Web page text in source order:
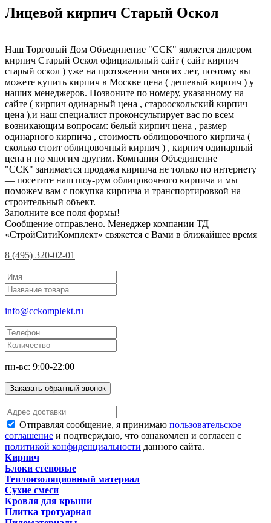
Лицевой кирпич Старый Оскол
Наш Торговый Дом Объединение "ССК" является дилером
кирпич Старый Оскол официальный сайт ( сайт кирпич
старый оскол ) уже на протяжении многих лет, поэтому вы
можете купить кирпич в Москве цена ( дешевый кирпич ) у
наших менеджеров. Позвоните по номеру, указанному на
сайте ( кирпич одинарный цена , старооскольский кирпич
цена ),и наш специалист проконсультирует вас по всем
возникающим вопросам: белый кирпич цена , размер
одинарного кирпича , стоимость облицовочного кирпича (
сколько стоит облицовочный кирпич ) , кирпич одинарный
цена и по многим другим. Компания Объединение
"ССК" занимается продажа кирпича не только по интернету
— посетите наш шоу-рум облицовочного кирпича и мы
поможем вам с покупка кирпича и транспортировкой на
строительный объект.
Заполните все поля формы!
Сообщение отправлено. Менеджер компании ТД
«СтройСитиКомплект» свяжется с Вами в ближайшее время
8 (495) 320-02-01
info@cckomplekt.ru
пн-вс: 9:00-22:00
Заказать обратный звонок
Отправляя сообщение, я принимаю пользовательское
соглашение и подтверждаю, что ознакомлен и согласен с
политикой конфиденциальности данного сайта.
Кирпич
Блоки стеновые
Теплоизоляционный материал
Сухие смеси
Кровля для крыши
Плитка тротуарная